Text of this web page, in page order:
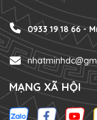
0933 19 18 66 -
MẠNG XÃ HỘI